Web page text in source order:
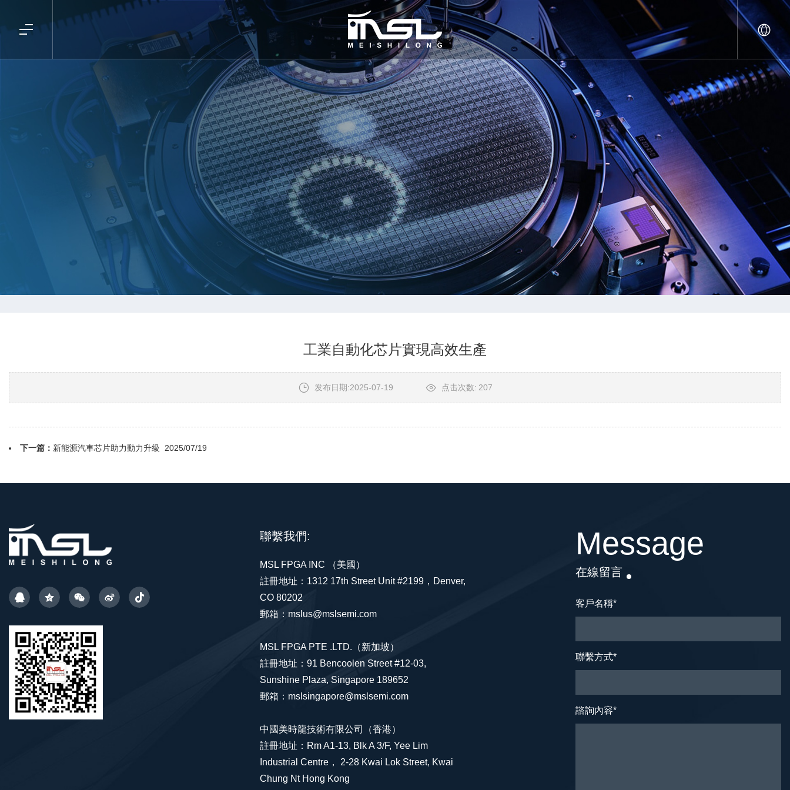
工業自動化芯片實現高效生產
发布日期:2025-07-19 点击次数: 207
下一篇： 新能源汽車芯片助力動力升級 2025/07/19
聯繫我們:
MSL FPGA INC （美國）
註冊地址：1312 17th Street Unit #2199，Denver,
CO 80202
郵箱：mslus@mslsemi.com
MSL FPGA PTE .LTD.（新加坡）
註冊地址：91 Bencoolen Street #12-03,
Sunshine Plaza, Singapore 189652
郵箱：mslsingapore@mslsemi.com
中國美時龍技術有限公司（香港）
註冊地址：Rm A1-13, Blk A 3/F, Yee Lim
Industrial Centre， 2-28 Kwai Lok Street, Kwai
Chung Nt Hong Kong
Message
在線留言
客戶名稱*
聯繫方式*
諮詢內容*